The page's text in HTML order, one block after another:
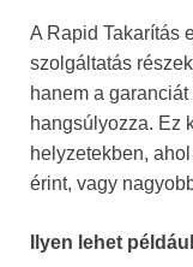
A Rapid Takarítás
szolgáltatás
hanem a
hangsúlyozza. Ez
helyzetekben,
érint, vagy
Ilyen lehet